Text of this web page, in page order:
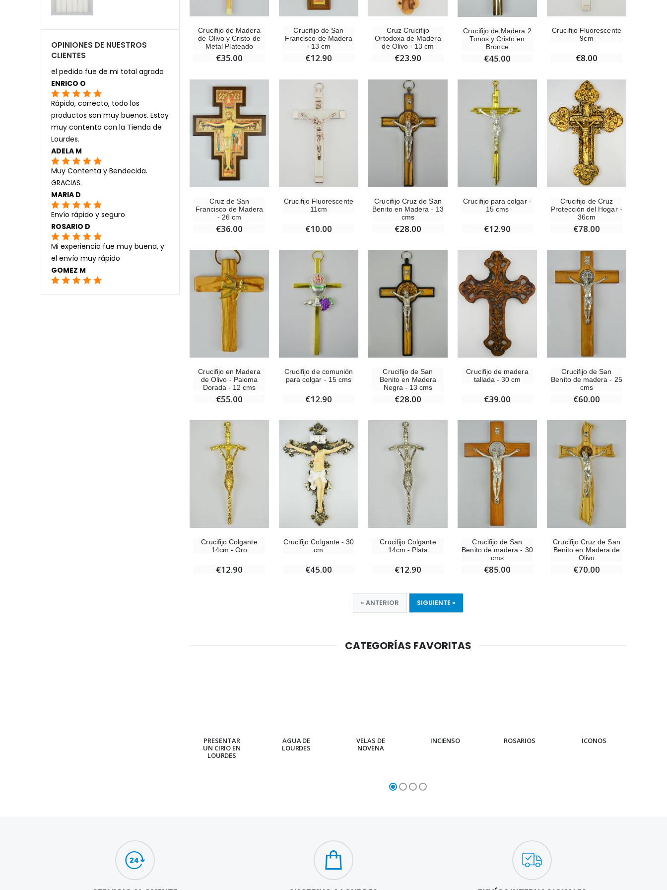
Crucifijo de Madera
de Olivo y Cristo de
Metal Plateado
€35.00
Crucifijo de San
Francisco de Madera
- 13 cm
€12.90
Cruz Crucifijo
Ortodoxa de Madera
de Olivo - 13 cm
€23.90
Crucifijo de Madera 2
Tonos y Cristo en
Bronce
€45.00
Crucifijo Fluorescente
9cm
€8.00
Cruz de San
Francisco de Madera
- 26 cm
€36.00
Crucifijo Fluorescente
11cm
€10.00
Crucifijo Cruz de San
Benito en Madera - 13
cms
€28.00
Crucifijo para colgar -
15 cms
€12.90
Crucifijo de Cruz
Protección del Hogar -
36cm
€78.00
Crucifijo en Madera
de Olivo - Paloma
Dorada - 12 cms
€55.00
Crucifijo de comunión
para colgar - 15 cms
€12.90
Crucifijo de San
Benito en Madera
Negra - 13 cms
€28.00
Crucifijo de madera
tallada - 30 cm
€39.00
Crucifijo de San
Benito de madera - 25
cms
€60.00
Crucifijo Colgante
14cm - Oro
€12.90
Crucifijo Colgante - 30
cm
€45.00
Crucifijo Colgante
14cm - Plata
€12.90
Crucifijo de San
Benito de madera - 30
cms
€85.00
Crucifijo Cruz de San
Benito en Madera de
Olivo
€70.00
« ANTERIOR SIGUIENTE »
CATEGORÍAS FAVORITAS
PRESENTAR
UN CIRIO EN
LOURDES
AGUA DE
LOURDES
VELAS DE
NOVENA
INCIENSO ROSARIOS ICONOS
OPINIONES DE NUESTROS
CLIENTES
el pedido fue de mi total agrado
ENRICO O
Rápido, correcto, todo los
productos son muy buenos. Estoy
muy contenta con la Tienda de
Lourdes.
ADELA M
Muy Contenta y Bendecida.
GRACIAS.
MARIA D
Envío rápido y seguro
ROSARIO D
Mi experiencia fue muy buena, y
el envío muy rápido
GOMEZ M